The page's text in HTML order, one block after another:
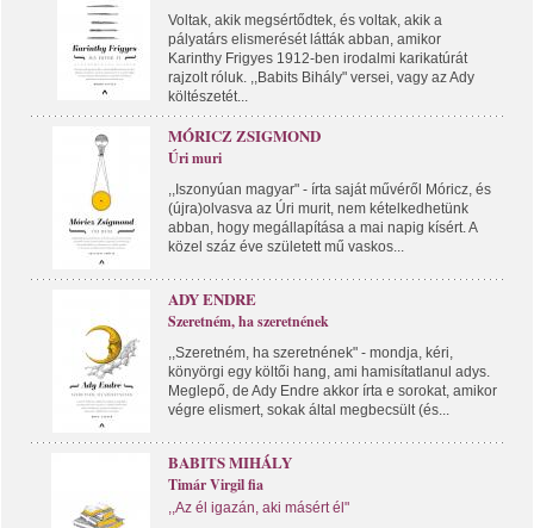
Voltak, akik megsértődtek, és voltak, akik a
pályatárs elismerését látták abban, amikor
Karinthy Frigyes 1912-ben irodalmi karikatúrát
rajzolt róluk. ,,Babits Bihály" versei, vagy az Ady
költészetét...
MÓRICZ ZSIGMOND
Úri muri
,,Iszonyúan magyar" - írta saját művéről Móricz, és
(újra)olvasva az Úri murit, nem kételkedhetünk
abban, hogy megállapítása a mai napig kísért. A
közel száz éve született mű vaskos...
ADY ENDRE
Szeretném, ha szeretnének
,,Szeretném, ha szeretnének" - mondja, kéri,
könyörgi egy költői hang, ami hamisítatlanul adys.
Meglepő, de Ady Endre akkor írta e sorokat, amikor
végre elismert, sokak által megbecsült (és...
BABITS MIHÁLY
Timár Virgil fia
,,Az él igazán, aki másért él"